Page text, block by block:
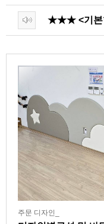
★★★ <기본
주문 디자인_